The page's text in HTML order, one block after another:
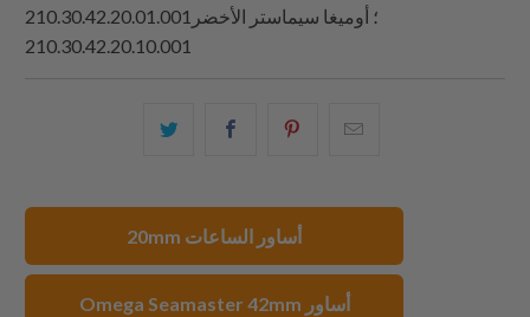
210.30.42.20.01.001؛ أوميغا سيماستر الأخضر
210.30.42.20.10.001
شارك
شارك
شارك
20mm أساور الساعات
Omega Seamaster 42mm أساور